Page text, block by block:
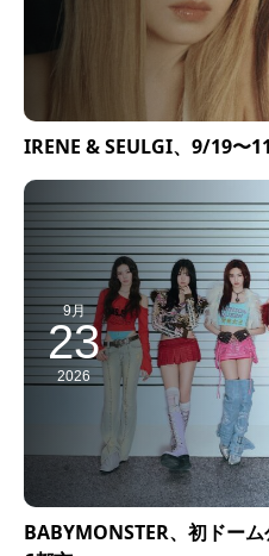
IRENE & SEULGI、9/19〜
9月
23
2026
BABYMONSTER、初ドー